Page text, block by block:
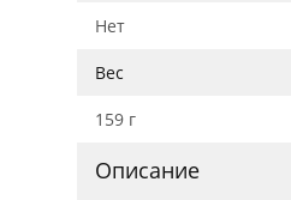
Нет
Вес
159 г
Описание